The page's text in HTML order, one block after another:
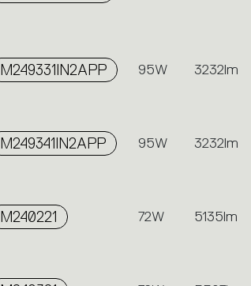
M249331IN2APP 95W 3232lm
M249341IN2APP 95W 3232lm
M240221 72W 5135lm